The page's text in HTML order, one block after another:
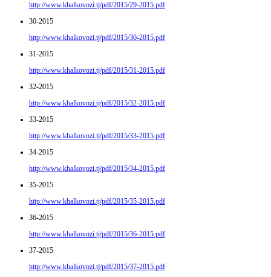
http://www.khalkovozi.tj/pdf/2015/29-2015.pdf
30-2015
http://www.khalkovozi.tj/pdf/2015/30-2015.pdf
31-2015
http://www.khalkovozi.tj/pdf/2015/31-2015.pdf
32-2015
http://www.khalkovozi.tj/pdf/2015/32-2015.pdf
33-2015
http://www.khalkovozi.tj/pdf/2015/33-2015.pdf
34-2015
http://www.khalkovozi.tj/pdf/2015/34-2015.pdf
35-2015
http://www.khalkovozi.tj/pdf/2015/35-2015.pdf
36-2015
http://www.khalkovozi.tj/pdf/2015/36-2015.pdf
37-2015
http://www.khalkovozi.tj/pdf/2015/37-2015.pdf